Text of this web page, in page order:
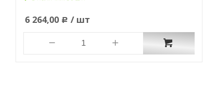
6 264,00 Р / шт